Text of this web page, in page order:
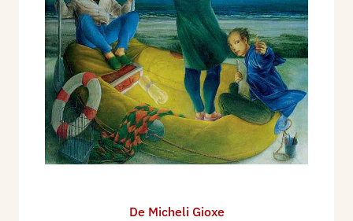
De Micheli Gioxe